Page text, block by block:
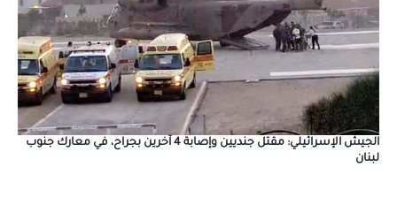
الجيش الإسرائيلي: مقتل جنديين وإصابة 4 آخرين بجراح، في معارك جنوب
لبنان